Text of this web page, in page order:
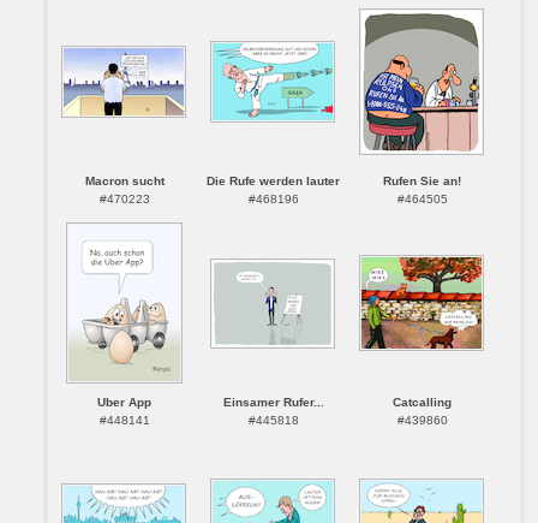
Macron sucht
#470223
Die Rufe werden lauter
#468196
Rufen Sie an!
#464505
Uber App
#448141
Einsamer Rufer...
#445818
Catcalling
#439860